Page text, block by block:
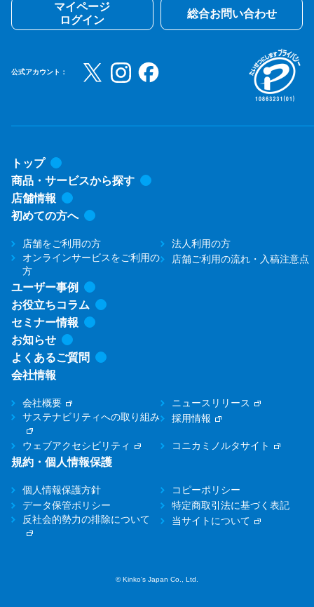
マイページ
ログイン
総合お問い合わせ
公式アカウント：
トップ
商品・サービスから探す
店舗情報
初めての方へ
店舗をご利用の方
法人利用の方
オンラインサービスをご利用の
方
店舗ご利用の流れ・入稿注意点
ユーザー事例
お役立ちコラム
セミナー情報
お知らせ
よくあるご質問
会社情報
会社概要
ニュースリリース
サステナビリティへの取り組み
採用情報
ウェブアクセシビリティ コニカミノルタサイト
規約・個人情報保護
個人情報保護方針
コピーポリシー
データ保管ポリシー
特定商取引法に基づく表記
反社会的勢力の排除について
当サイトについて
© Kinko's Japan Co., Ltd.